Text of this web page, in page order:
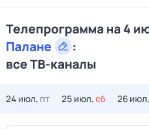
Телепрограмма на 4
Палане
:
все ТВ-каналы
24 июл, пт 25 июл,сб 26 июл,